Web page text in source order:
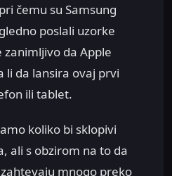
čemu su Samsung
poslali uzorke
da Apple
li da lansira ovaj prvi
ili tablet.
koliko bi sklopivi
ali s obzirom na to da
mnogo preko